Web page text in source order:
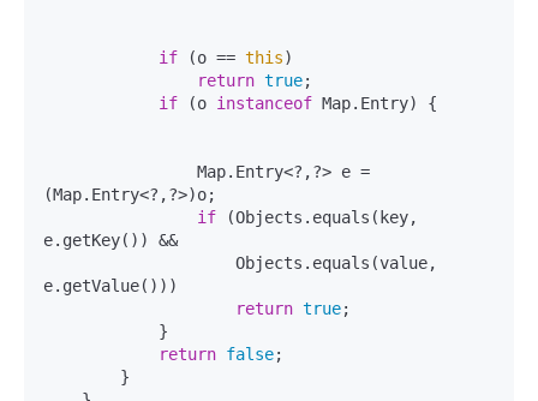
if (o == this)
return true;
if (o instanceof Map.Entry) {
(Map.Entry<?,?>)o;
if (Objects.equals(key,
e.getKey()) &&
e.getValue()))
return true;
return false;